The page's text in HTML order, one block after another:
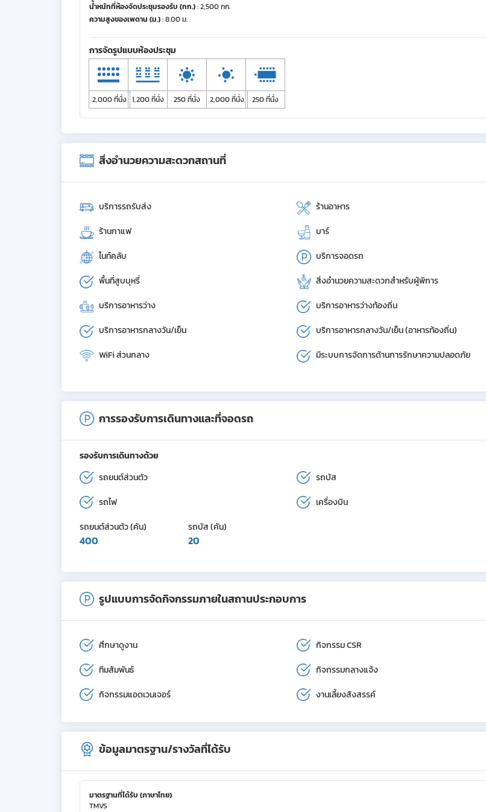
น้ำหนักที่ห้องจัดประชุมรองรับ (กก.): 2,500 กก.
ความสูงของเพดาน (ม.): 8.00 ม.
การจัดรูปแบบห้องประชุม
2,000 ที่นั่ง 1,200 ที่นั่ง 250 ที่นั่ง 2,000 ที่นั่ง 250 ที่นั่ง
สิ่งอำนวยความสะดวกสถานที่
บริการรถรับส่ง
ร้านอาหาร
ร้านกาแฟ
บาร์
ไนท์คลับ
บริการจอดรถ
พื้นที่สูบบุหรี่
สิ่งอำนวยความสะดวกสำหรับผู้พิการ
บริการอาหารว่าง
บริการอาหารว่างท้องถิ่น
บริการอาหารกลางวัน/เย็น
บริการอาหารกลางวัน/เย็น (อาหารท้องถิ่น)
WiFi ส่วนกลาง
มีระบบการจัดการด้านการรักษาความปลอดภัย
การรองรับการเดินทางและที่จอดรถ
รองรับการเดินทางด้วย
รถยนต์ส่วนตัว
รถบัส
รถไฟ
เครื่องบิน
รถยนต์ส่วนตัว (คัน)
400
รถบัส (คัน)
20
รูปแบบการจัดกิจกรรมภายในสถานประกอบการ
ศึกษาดูงาน
กิจกรรม CSR
ทีมสัมพันธ์
กิจกรรมกลางแจ้ง
กิจกรรมแอดเวนเจอร์
งานเลี้ยงสังสรรค์
ข้อมูลมาตรฐาน/รางวัลที่ได้รับ
มาตรฐานที่ได้รับ (ภาษาไทย)
TMVS